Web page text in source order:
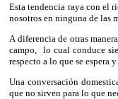
Esta tendencia raya con el
nosotros en ninguna de las
A diferencia de otras
campo,
lo cual conduce
respecto a lo que se espera
Una conversación
que no sirven para lo que